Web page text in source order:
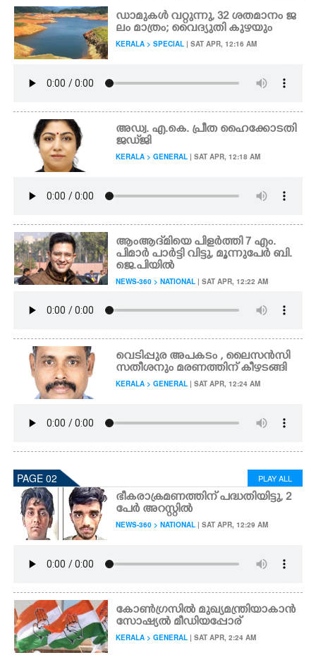
ASTRO
CARTOONS
LITERATURE
ZOOM
CONTACT US
ഡാമുകൾ വറ്റുന്നു,​ 32 ശതമാനം ജ
ലം മാത്രം; വൈദ്യുതി കുഴയും
KERALA > SPECIAL | SAT APR, 12:16 AM
അഡ്വ. എ.കെ. പ്രീത ഹൈക്കോടതി
ജ‌‌ഡ്‌ജി
KERALA > GENERAL | SAT APR, 12:18 AM
ആംആദ്‌മിയെ പിളർത്തി 7 എം.
പിമാർ പാർട്ടി വിട്ടു, മൂന്നുപേർ ബി.
ജെ.പിയിൽ
NEWS-360 > NATIONAL | SAT APR, 12:22 AM
വെടിപ്പുര അപകടം , ലൈസൻസി
സതീശനും മരണത്തിന് കീഴടങ്ങി
KERALA > GENERAL | SAT APR, 12:24 AM
PAGE 02 PLAY ALL
ഭീകരാക്രമണത്തിന് പദ്ധതിയിട്ടു, 2
പേർ അറസ്റ്റിൽ
NEWS-360 > NATIONAL | SAT APR, 12:29 AM
കോൺഗ്രസിൽ മുഖ്യമന്ത്രിയാകാൻ
സോഷ്യൽ മീഡിയപ്പോര്
KERALA > GENERAL | SAT APR, 2:24 AM